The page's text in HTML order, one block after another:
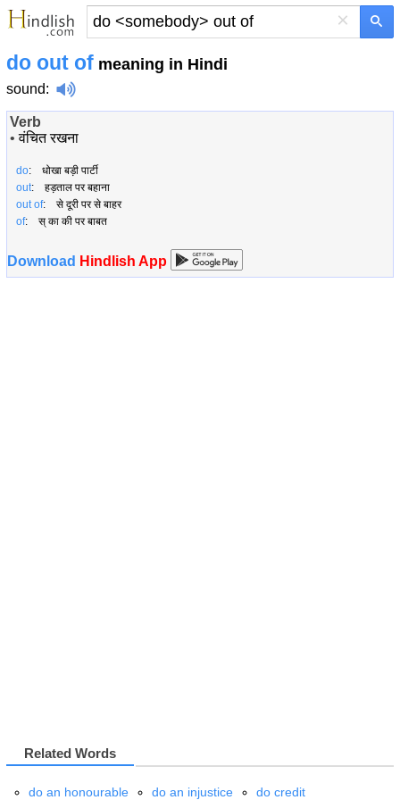
×
do out of meaning in Hindi
sound:
Verb
•वंचित रखना
do: धोखा बड़ी पार्टी
out: हड़ताल पर बहाना
out of: से दूरी पर से बाहर
of: स् का की पर बाबत
Download Hindlish App
Related Words
do an honourable do an injustice do credit